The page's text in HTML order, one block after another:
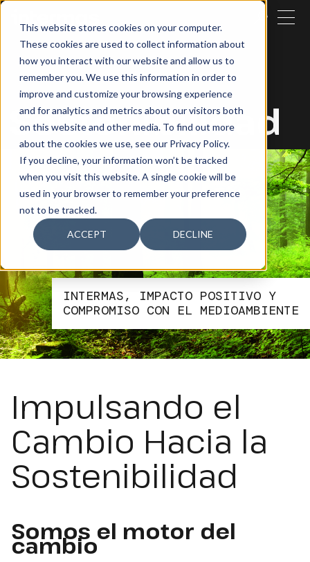
This website stores cookies on your computer.
These cookies are used to collect information about
how you interact with our website and allow us to
remember you. We use this information in order to
improve and customize your browsing experience
and for analytics and metrics about our visitors both
on this website and other media. To find out more
about the cookies we use, see our Privacy Policy.
If you decline, your information won’t be tracked
when you visit this website. A single cookie will be
used in your browser to remember your preference
not to be tracked.
ACCEPT DECLINE
BUSCAR
CERRAR
Sostenibilidad
INTERMAS, IMPACTO POSITIVO Y
COMPROMISO CON EL MEDIOAMBIENTE
Impulsando el
Cambio Hacia la
Sostenibilidad
Somos el motor del
cambio